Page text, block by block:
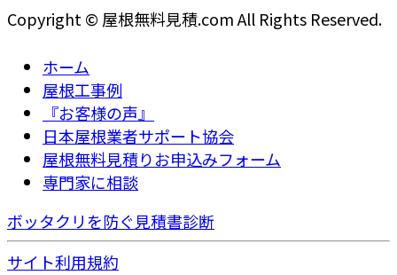
Copyright © 屋根無料見積.com All Rights Reserved.
ホーム
屋根工事例
『お客様の声』
日本屋根業者サポート協会
屋根無料見積りお申込みフォーム
専門家に相談
ボッタクリを防ぐ見積書診断
サイト利用規約